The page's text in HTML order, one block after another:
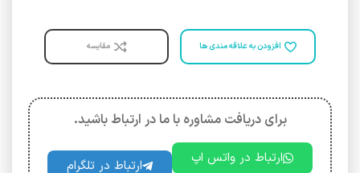
افزودن به علاقه مندی ها مقایسه
برای دریافت مشاوره با ما در ارتباط باشید.
ارتباط در واتس اپ ارتباط در تلگرام